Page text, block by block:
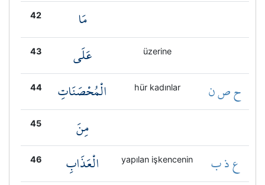
42 مَا
43 عَلَى üzerine
44 الْمُحْصَنَاتِ hür kadınlar ح ص ن
45 مِنَ
46 الْعَذَابِ yapılan işkencenin ع ذ ب